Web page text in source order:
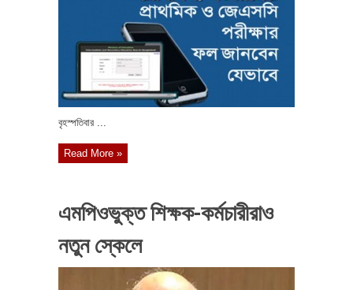
বৃহস্পতিবার ...
Read More »
এমপিওভুক্ত শিক্ষক-কর্মচারীরাও
নতুন স্কেলে